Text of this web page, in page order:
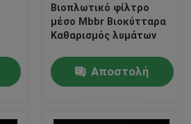
Βιοπλωτικό φίλτρο
μέσο Mbbr Βιοκύτταρα
Καθαρισμός λυμάτων
Αποστολή